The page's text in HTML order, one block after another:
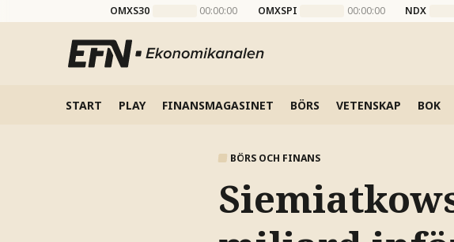
OMXS30 00:00:00 OMXSPI 00:00:00 NDX
START PLAY FINANSMAGASINET BÖRS VETENSKAP BOK
BÖRS OCH FINANS